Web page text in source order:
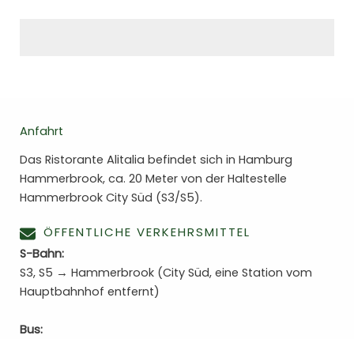
Anfahrt
Das Ristorante Alitalia befindet sich in Hamburg
Hammerbrook, ca. 20 Meter von der Haltestelle
Hammerbrook City Süd (S3/S5).
ÖFFENTLICHE VERKEHRSMITTEL
S-Bahn:
S3, S5 → Hammerbrook (City Süd, eine Station vom
Hauptbahnhof entfernt)
Bus: